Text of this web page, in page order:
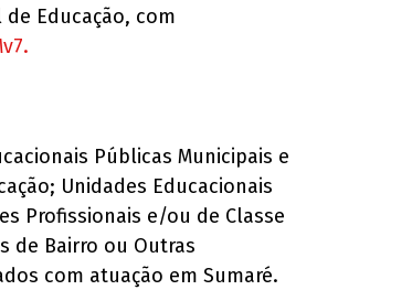
Educação, com
Públicas Municipais e
Unidades Educacionais
Profissionais e/ou de Classe
de Bairro ou Outras
com atuação em Sumaré.